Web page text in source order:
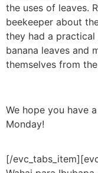
the uses of leaves.
beekeeper about
they had a
banana leaves and
themselves from
We hope you have
Monday!
[/